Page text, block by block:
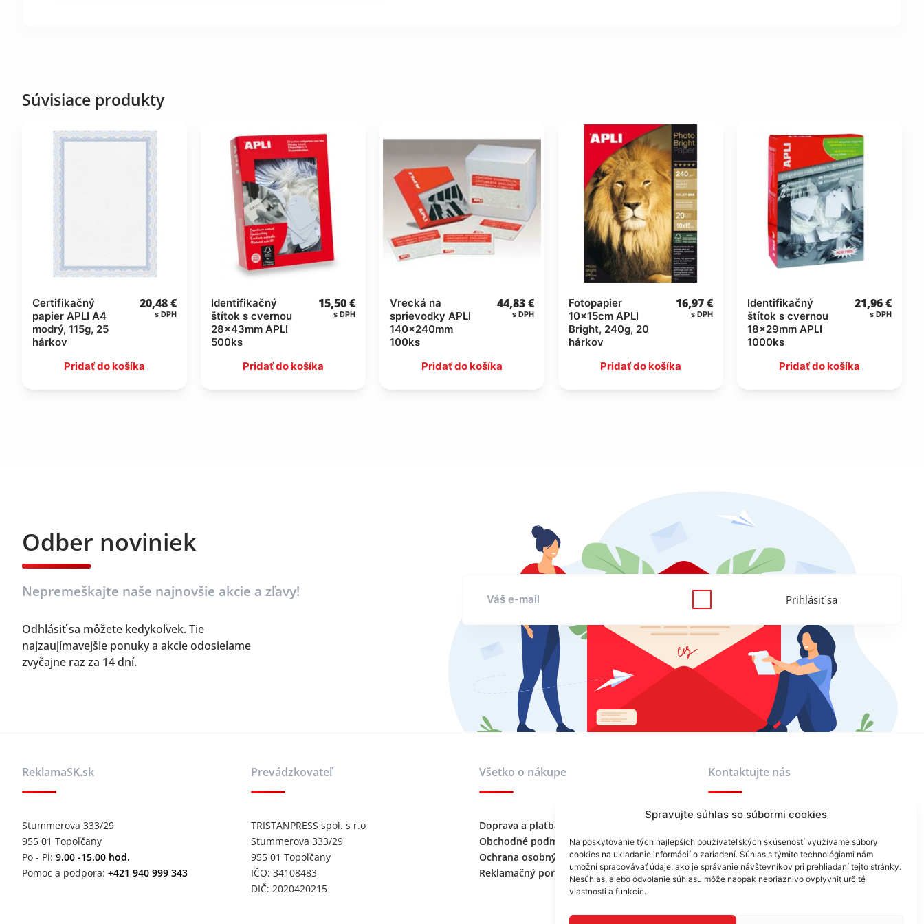
Spravujte súhlas so súbormi cookies
Na poskytovanie tých najlepších používateľských skúseností využívame súbory
cookies na ukladanie informácií o zariadení. Súhlas s týmito technológiami nám
umožní spracovávať údaje, ako je správanie návštevníkov pri prehliadaní tejto stránky.
Nesúhlas, alebo odvolanie súhlasu môže naopak nepriaznivo ovplyvniť určité
vlastnosti a funkcie.
Súvisiace produkty
Certifikačný
papier APLI A4
modrý, 115g, 25
hárkov
20,48€
s DPH
Pridať do košíka
Identifikačný
štítok s cvernou
28x43mm APLI
500ks
15,50€
s DPH
Pridať do košíka
Vrecká na
sprievodky APLI
140x240mm
100ks
44,83€
s DPH
Pridať do košíka
Fotopapier
10x15cm APLI
Bright, 240g, 20
hárkov
16,97€
s DPH
Pridať do košíka
Identifikačný
štítok s cvernou
18x29mm APLI
1000ks
21,96€
s DPH
Pridať do košíka
Odber noviniek
Nepremeškajte naše najnovšie akcie a zľavy!
Odhlásiť sa môžete kedykoľvek. Tie
najzaujímavejšie ponuky a akcie odosielame
zvyčajne raz za 14 dní.
Prihlásiť sa
ReklamaSK.sk
Stummerova 333/29
955 01 Topoľčany
Po - Pi: 9.00 -15.00 hod.
Pomoc a podpora: +421 940 999 343
Prevádzkovateľ
TRISTANPRESS spol. s r.o
Stummerova 333/29
955 01 Topoľčany
IČO: 34108483
DIČ: 2020420215
Všetko o nákupe
Doprava a platba
Obchodné podmienky
Ochrana osobných údajov
Reklamačný poriadok
Kontaktujte nás
info@reklamask.sk